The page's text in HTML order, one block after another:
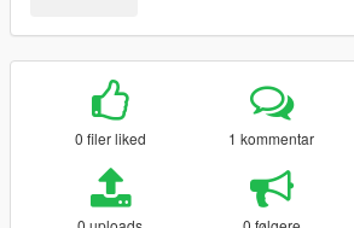
0 filer liked 1 kommentar